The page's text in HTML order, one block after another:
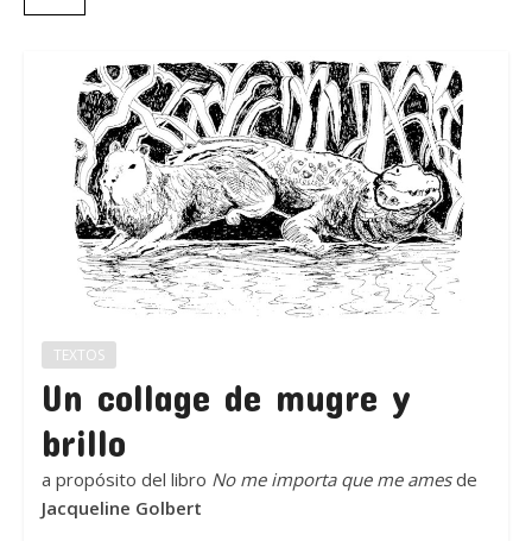
TEXTOS
Un collage de mugre y
brillo
a propósito del libro No me importa que me amesde
Jacqueline Golbert